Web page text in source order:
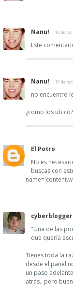
Nanu! 10 de
Este
Nanu! 10 de
no encuentro
¿como los
El Potro
No es
buscas con
"Una de las
que quería
Tienes toda la
desde el panel
un paso
atrás.. pero